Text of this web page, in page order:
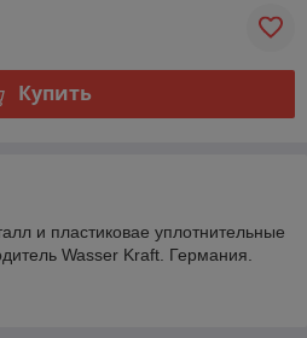
Купить
и пластиковае уплотнительные
Wasser Kraft. Германия.